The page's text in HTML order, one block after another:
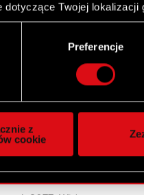
dotyczące Twojej lokalizacji
urządzenie, aktywnie
tego, jak Twoje
plików cookie możesz
do spersonalizowania
i analitycznym.
uzyskanymi podczas
plików cookie.
Preferencje
z
cookie